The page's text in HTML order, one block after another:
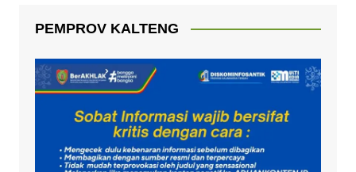
PEMPROV KALTENG